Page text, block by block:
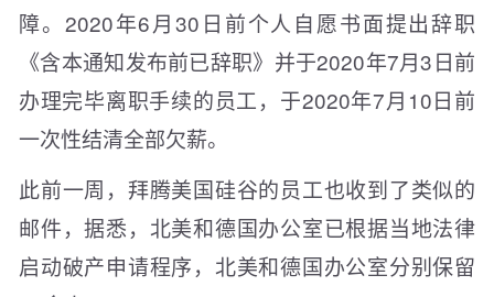
障。2020年6月30日前个人自愿书面提出辞职
《含本通知发布前已辞职》并于2020年7月3日前
办理完毕离职手续的员工，于2020年7月10日前
一次性结清全部欠薪。
此前一周，拜腾美国硅谷的员工也收到了类似的
邮件，据悉，北美和德国办公室已根据当地法律
启动破产申请程序，北美和德国办公室分别保留